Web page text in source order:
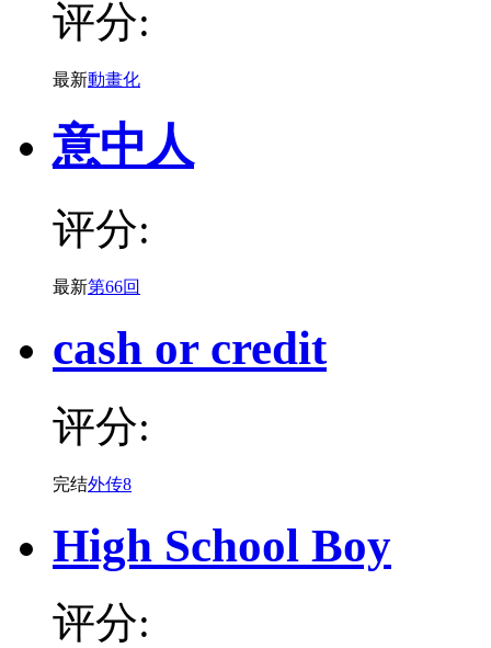
评分:
最新動畫化
意中人
评分:
最新第66回
cash or credit
评分:
完结外传8
High School Boy
评分: